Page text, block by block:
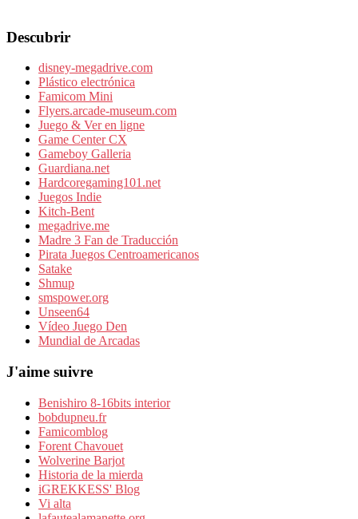
Descubrir
disney-megadrive.com
Plástico electrónica
Famicom Mini
Flyers.arcade-museum.com
Juego & Ver en ligne
Game Center CX
Gameboy Galleria
Guardiana.net
Hardcoregaming101.net
Juegos Indie
Kitch-Bent
megadrive.me
Madre 3 Fan de Traducción
Pirata Juegos Centroamericanos
Satake
Shmup
smspower.org
Unseen64
Vídeo Juego Den
Mundial de Arcadas
J'aime suivre
Benishiro 8-16bits interior
bobdupneu.fr
Famicomblog
Forent Chavouet
Wolverine Barjot
Historia de la mierda
iGREKKESS' Blog
Vi alta